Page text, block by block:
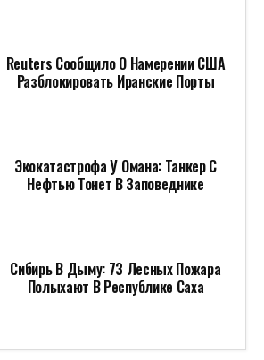
Reuters Сообщило О Намерении США
Разблокировать Иранские Порты
Экокатастрофа У Омана: Танкер С
Нефтью Тонет В Заповеднике
Сибирь В Дыму: 73 Лесных Пожара
Полыхают В Республике Саха